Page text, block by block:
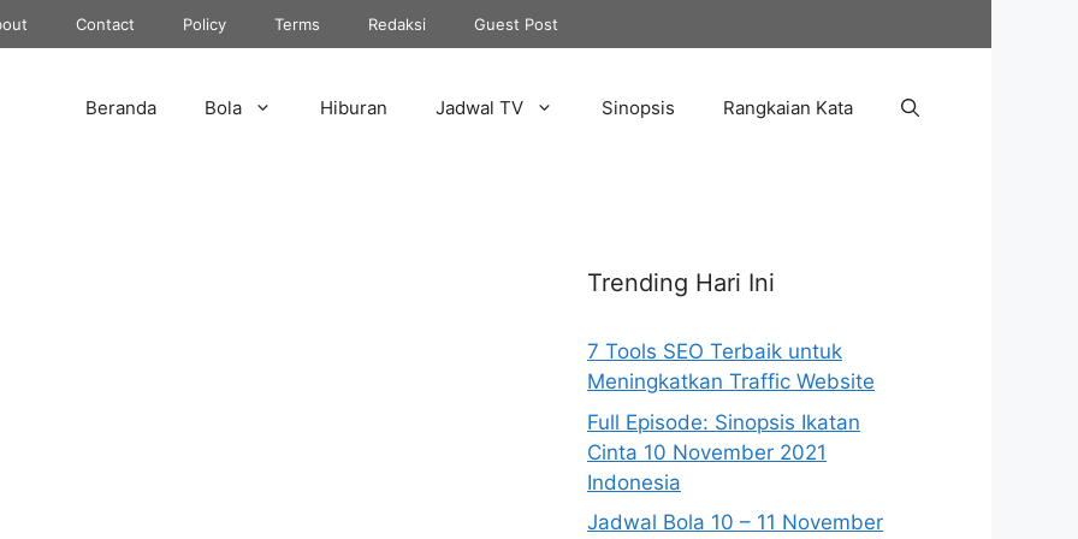
Contact Policy Terms Redaksi Guest Post
Beranda Bola Hiburan Jadwal TV Sinopsis Rangkaian Kata
Trending Hari Ini
7 Tools SEO Terbaik untuk
Meningkatkan Traffic Website
Full Episode: Sinopsis Ikatan
Cinta 10 November 2021
Indonesia
Jadwal Bola 10 – 11 November